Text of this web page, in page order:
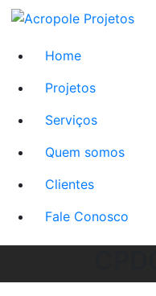
Home
Projetos
Serviços
Quem somos
Clientes
Fale Conosco